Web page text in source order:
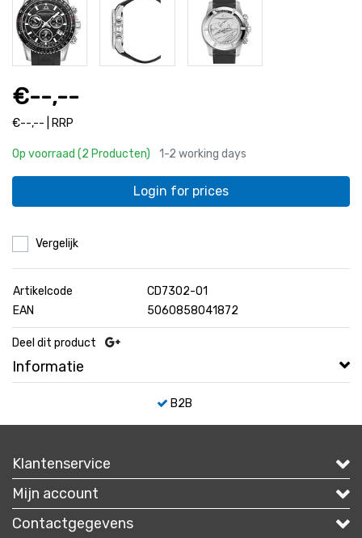
€--,--
€--,-- | RRP
Op voorraad (2 Producten) 1-2 working days
Login for prices
Vergelijk
Artikelcode
CD7302-01
EAN
5060858041872
Deel dit product
Informatie
B2B
Klantenservice
Mijn account
Contactgegevens